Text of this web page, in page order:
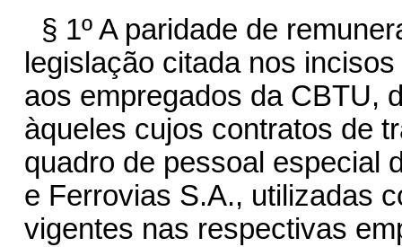
§ 1º A paridade de
legislação citada nos
aos empregados da CBTU,
àqueles cujos contratos de
quadro de pessoal especial
e Ferrovias S.A., utilizadas
vigentes nas respectivas